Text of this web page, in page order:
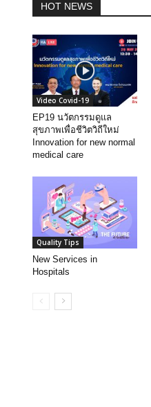
HOT NEWS
Video Covid-19
EP19 นวัตกรรมดูแล
สุขภาพเพื่อชีวิตวิถีใหม่
Innovation for new normal
medical care
Quality Tips
New Services in
Hospitals